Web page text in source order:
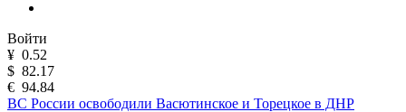
Войти
¥ 0.52
$ 82.17
€ 94.84
ВС России освободили Васютинское и Торецкое в ДНР